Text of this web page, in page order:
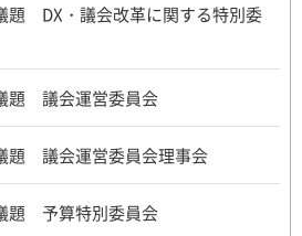
DX・議会改革に関する特別委
題 議会運営委員会
議会運営委員会理事会
題 予算特別委員会